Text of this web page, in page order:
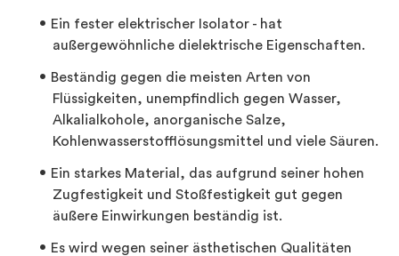
Ein fester elektrischer Isolator - hat
außergewöhnliche dielektrische Eigenschaften.
Beständig gegen die meisten Arten von
Flüssigkeiten, unempfindlich gegen Wasser,
Alkalialkohole, anorganische Salze,
Kohlenwasserstofflösungsmittel und viele Säuren.
Ein starkes Material, das aufgrund seiner hohen
Zugfestigkeit und Stoßfestigkeit gut gegen
äußere Einwirkungen beständig ist.
Es wird wegen seiner ästhetischen Qualitäten